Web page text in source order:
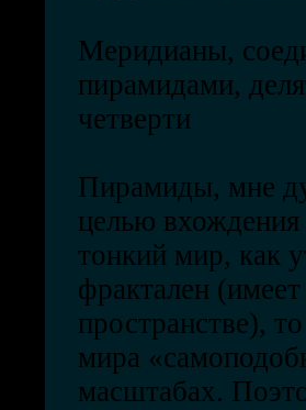
Меридианы,
пирамидами,
четверти
Пирамиды, мне
целью
тонкий мир, как
фрактален
пространстве),
мира
масштабах.